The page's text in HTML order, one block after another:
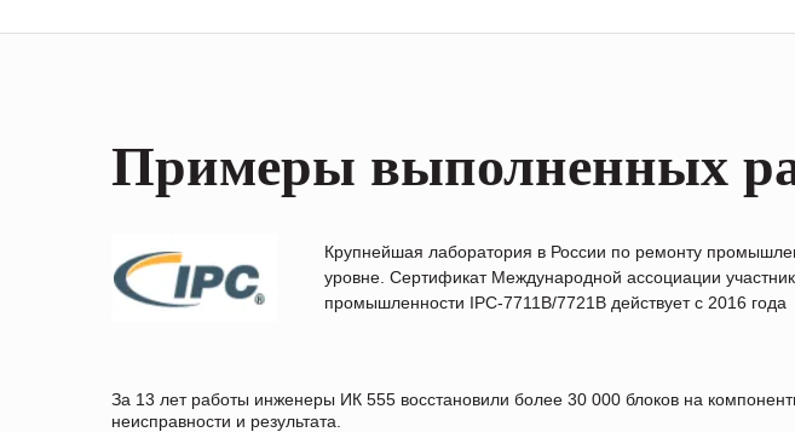
Примеры выполненных
Крупнейшая лаборатория в России по ремонту
уровне. Сертификат Международной ассоциации
промышленности IPC-7711B/7721B действует с 2016 года
За 13 лет работы инженеры ИК 555 восстановили более 30 000 блоков на
неисправности и результата.